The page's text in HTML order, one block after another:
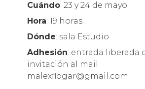
Cuándo: 23 y 24 de mayo
Hora: 19 horas.
Dónde: sala Estudio
Adhesión: entrada liberada
invitación al mail
malexflogar@gmail.com